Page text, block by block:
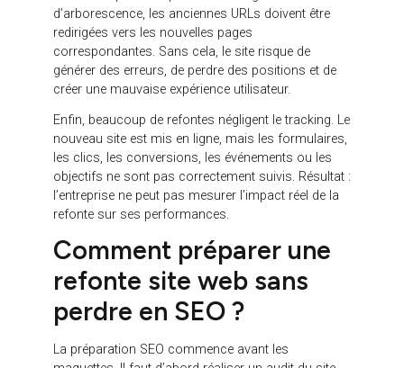
Les erreurs les plus
fréquentes lors d’une
refonte de site web
L’une des erreurs les plus fréquentes consiste à
repartir de zéro sans analyser l’existant. Beaucoup
d’entreprises souhaitent faire table rase de leur
ancien site, notamment lorsqu’il est jugé vieillissant.
Pourtant, certains contenus, certaines URLs ou
actif précieux. Les supprimer sans stratégie peut
fragiliser la performance du nouveau site.
Une autre erreur consiste à réduire excessivement
épuré, les textes sont parfois raccourcis, masqués